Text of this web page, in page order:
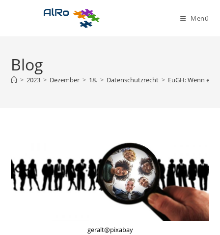
Menü
Blog
> 2023 > Dezember > 18. > Datenschutzrecht > EuGH: Wenn ein
geralt@pixabay